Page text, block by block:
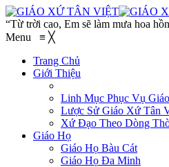
“Từ trời cao, Em sẽ làm mưa hoa
Menu ≡ ╳
Trang Chủ
Giới Thiệu
Linh Mục Phục Vụ
Lược Sử Giáo Xứ Tân
Xứ Đạo Theo Dòng
Giáo Họ
Giáo Họ Bàu Cát
Giáo Họ Đa Minh